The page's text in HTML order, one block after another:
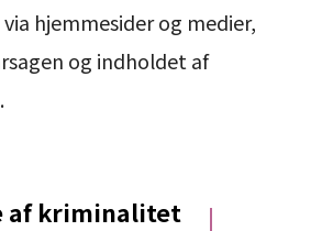
hjemmesider og medier,
og indholdet af
af kriminalitet